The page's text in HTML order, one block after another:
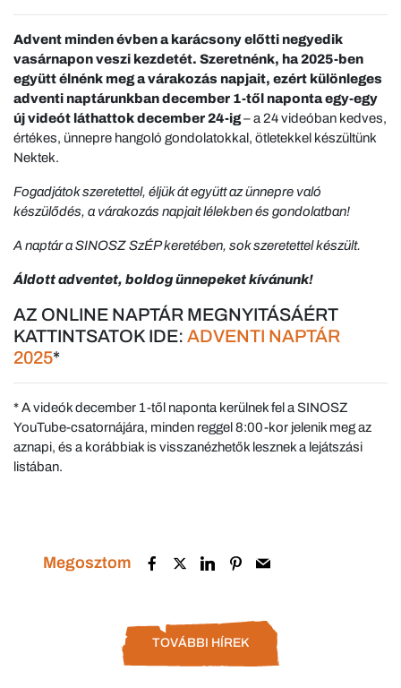
Advent minden évben a karácsony előtti negyedik
vasárnapon veszi kezdetét. Szeretnénk, ha 2025-ben
együtt élnénk meg a várakozás napjait, ezért különleges
adventi naptárunkban december 1-től naponta egy-egy
új videót láthattok december 24-ig– a 24 videóban kedves,
értékes, ünnepre hangoló gondolatokkal, ötletekkel készültünk
Nektek.
Fogadjátok szeretettel, éljük át együtt az ünnepre való
készülődés, a várakozás napjait lélekben és gondolatban!
A naptár a SINOSZ SzÉP keretében, sok szeretettel készült.
Áldott adventet, boldog ünnepeket kívánunk!
AZ ONLINE NAPTÁR MEGNYITÁSÁÉRT
KATTINTSATOK IDE: ADVENTI NAPTÁR
2025*
* A videók december 1-től naponta kerülnek fel a SINOSZ
YouTube-csatornájára, minden reggel 8:00-kor jelenik meg az
aznapi, és a korábbiak is visszanézhetők lesznek a lejátszási
listában.
Megosztom
TOVÁBBI HÍREK